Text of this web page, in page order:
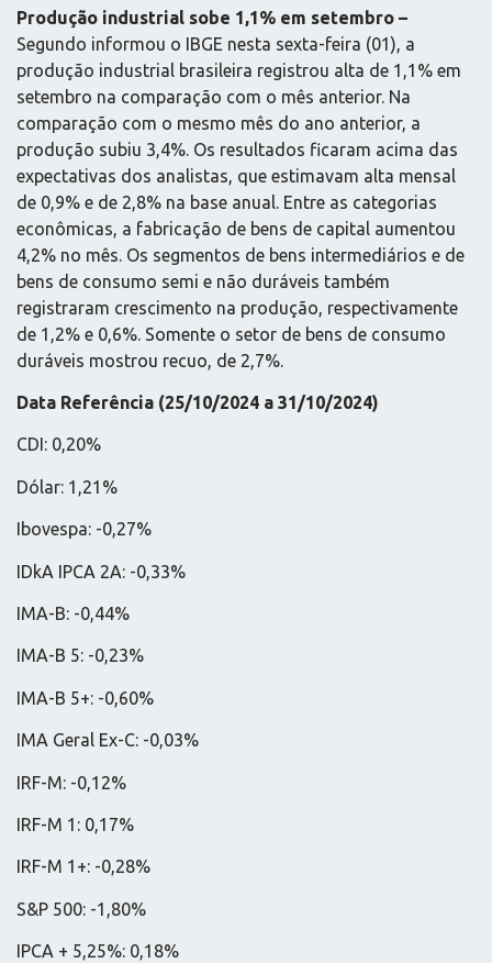
Produção industrial sobe 1,1% em setembro –
Segundo informou o IBGE nesta sexta-feira (01), a
produção industrial brasileira registrou alta de 1,1% em
setembro na comparação com o mês anterior. Na
comparação com o mesmo mês do ano anterior, a
produção subiu 3,4%. Os resultados ficaram acima das
expectativas dos analistas, que estimavam alta mensal
de 0,9% e de 2,8% na base anual. Entre as categorias
econômicas, a fabricação de bens de capital aumentou
4,2% no mês. Os segmentos de bens intermediários e de
bens de consumo semi e não duráveis também
registraram crescimento na produção, respectivamente
de 1,2% e 0,6%. Somente o setor de bens de consumo
duráveis mostrou recuo, de 2,7%.
Data Referência (25/10/2024 a 31/10/2024)
CDI: 0,20%
Dólar: 1,21%
Ibovespa: -0,27%
IDkA IPCA 2A: -0,33%
IMA-B: -0,44%
IMA-B 5: -0,23%
IMA-B 5+: -0,60%
IMA Geral Ex-C: -0,03%
IRF-M: -0,12%
IRF-M 1: 0,17%
IRF-M 1+: -0,28%
S&P 500: -1,80%
IPCA + 5,25%: 0,18%